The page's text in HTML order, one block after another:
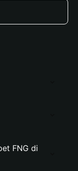
FNG di